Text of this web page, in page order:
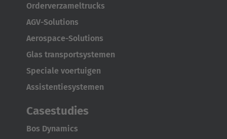
Polska
Polski
Türkiye
Türkçe
English Neutral
Orderverzameltrucks
AGV-Solutions
Aerospace-Solutions
Glas transportsystemen
Speciale voertuigen
Assistentiesystemen
Casestudies
Bos Dynamics